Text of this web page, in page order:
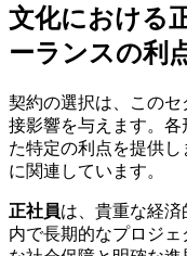
文化における
ーランスの利
契約の選択は、この
接影響を与えます。
た特定の利点を提供
に関連しています。
正社員は、貴重な経
内で長期的なプロジ